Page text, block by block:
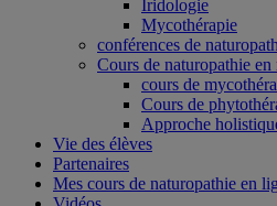
Iridologie
Mycothérapie
conférences de
Cours de naturopathie en
cours de
Cours de
Approche
Vie des élèves
Partenaires
Mes cours de naturopathie en